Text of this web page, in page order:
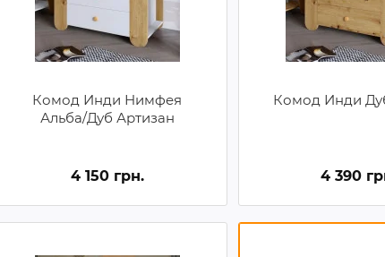
Комод Инди Нимфея
Альба/Дуб Артизан
4 150 грн.
Комод Инди
4 390